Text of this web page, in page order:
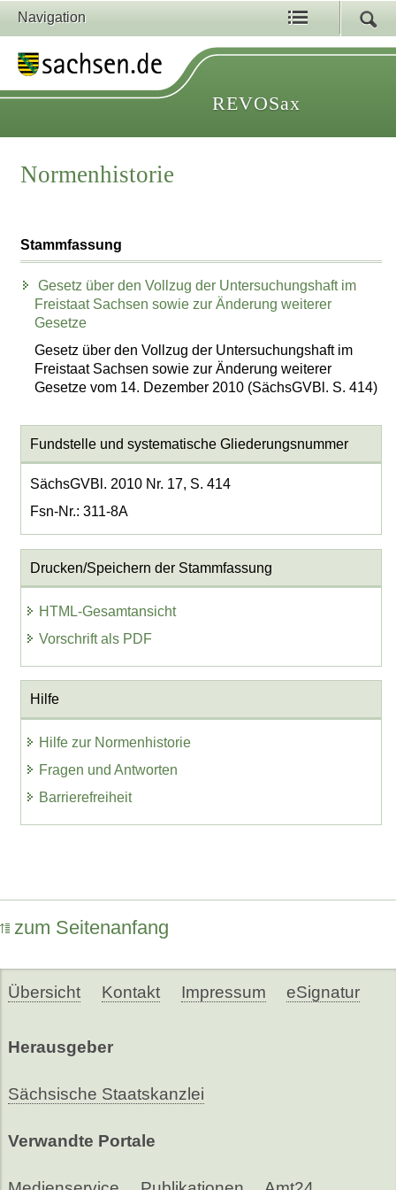
Navigation
REVOSax
Normenhistorie
Stammfassung
Gesetz über den Vollzug der Untersuchungshaft im
Freistaat Sachsen sowie zur Änderung weiterer
Gesetze
Gesetz über den Vollzug der Untersuchungshaft im
Freistaat Sachsen sowie zur Änderung weiterer
Gesetze vom 14. Dezember 2010 (SächsGVBl. S. 414)
Fundstelle und systematische Gliederungsnummer
SächsGVBl. 2010 Nr. 17, S. 414
Fsn-Nr.: 311-8A
Drucken/Speichern der Stammfassung
HTML-Gesamtansicht
Vorschrift als PDF
Hilfe
Hilfe zur Normenhistorie
Fragen und Antworten
Barrierefreiheit
zum Seitenanfang
Übersicht Kontakt Impressum eSignatur
Herausgeber
Sächsische Staatskanzlei
Verwandte Portale